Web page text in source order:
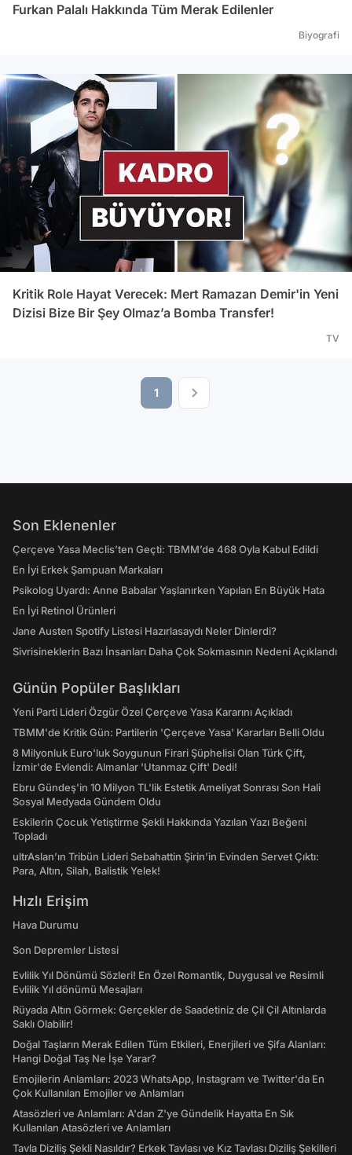
Furkan Palalı Hakkında Tüm Merak Edilenler
Biyografi
Kritik Role Hayat Verecek: Mert Ramazan Demir'in Yeni
Dizisi Bize Bir Şey Olmaz’a Bomba Transfer!
TV
1
Son Eklenenler
Çerçeve Yasa Meclis’ten Geçti: TBMM’de 468 Oyla Kabul Edildi
En İyi Erkek Şampuan Markaları
Psikolog Uyardı: Anne Babalar Yaşlanırken Yapılan En Büyük Hata
En İyi Retinol Ürünleri
Jane Austen Spotify Listesi Hazırlasaydı Neler Dinlerdi?
Sivrisineklerin Bazı İnsanları Daha Çok Sokmasının Nedeni Açıklandı
Günün Popüler Başlıkları
Yeni Parti Lideri Özgür Özel Çerçeve Yasa Kararını Açıkladı
TBMM'de Kritik Gün: Partilerin 'Çerçeve Yasa' Kararları Belli Oldu
8 Milyonluk Euro'luk Soygunun Firari Şüphelisi Olan Türk Çift,
İzmir'de Evlendi: Almanlar 'Utanmaz Çift' Dedi!
Ebru Gündeş'in 10 Milyon TL'lik Estetik Ameliyat Sonrası Son Hali
Sosyal Medyada Gündem Oldu
Eskilerin Çocuk Yetiştirme Şekli Hakkında Yazılan Yazı Beğeni
Topladı
ultrAslan’ın Tribün Lideri Sebahattin Şirin’in Evinden Servet Çıktı:
Para, Altın, Silah, Balistik Yelek!
Hızlı Erişim
Hava Durumu
Son Depremler Listesi
Evlilik Yıl Dönümü Sözleri! En Özel Romantik, Duygusal ve Resimli
Evlilik Yıl dönümü Mesajları
Rüyada Altın Görmek: Gerçekler de Saadetiniz de Çil Çil Altınlarda
Saklı Olabilir!
Doğal Taşların Merak Edilen Tüm Etkileri, Enerjileri ve Şifa Alanları:
Hangi Doğal Taş Ne İşe Yarar?
Emojilerin Anlamları: 2023 WhatsApp, Instagram ve Twitter'da En
Çok Kullanılan Emojiler ve Anlamları
Atasözleri ve Anlamları: A'dan Z'ye Gündelik Hayatta En Sık
Kullanılan Atasözleri ve Anlamları
Tavla Diziliş Şekli Nasıldır? Erkek Tavlası ve Kız Tavlası Diziliş Şekilleri